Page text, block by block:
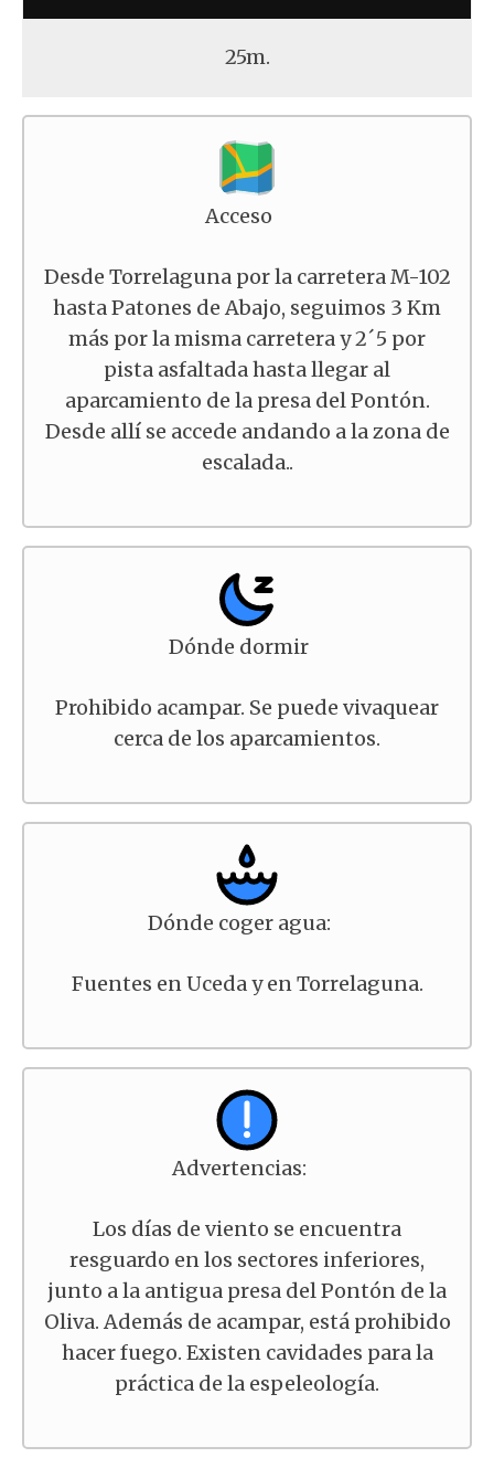
25m.
Acceso
Desde Torrelaguna por la carretera M-102
hasta Patones de Abajo, seguimos 3 Km
más por la misma carretera y 2´5 por
pista asfaltada hasta llegar al
aparcamiento de la presa del Pontón.
Desde allí se accede andando a la zona de
escalada..
Dónde dormir
Prohibido acampar. Se puede vivaquear
cerca de los aparcamientos.
Dónde coger agua:
Fuentes en Uceda y en Torrelaguna.
Advertencias:
Los días de viento se encuentra
resguardo en los sectores inferiores,
junto a la antigua presa del Pontón de la
Oliva. Además de acampar, está prohibido
hacer fuego. Existen cavidades para la
práctica de la espeleología.